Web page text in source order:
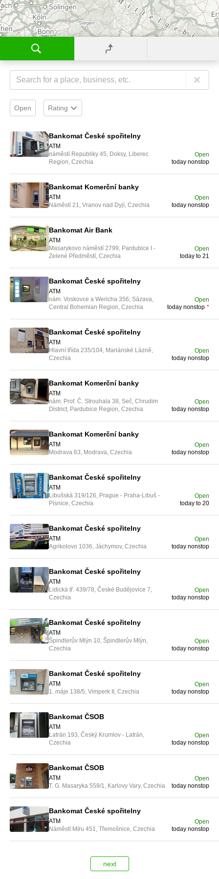
Open Rating
Bankomat České spořitelny
ATM
náměstí Republiky 45, Doksy, Liberec
Region, Czechia
Open
today nonstop
Bankomat Komerční banky
ATM
Náměstí 21, Vranov nad Dyjí, Czechia
Open
today nonstop
Bankomat Air Bank
ATM
Masarykovo náměstí 2799, Pardubice I -
Zelené Předměstí, Czechia
Open
today to 21
Bankomat České spořitelny
ATM
nám. Voskovce a Wericha 356, Sázava,
Central Bohemian Region, Czechia
Open
today nonstop *
Bankomat České spořitelny
ATM
Hlavní třída 235/104, Mariánské Lázně,
Czechia
Open
today nonstop
Bankomat Komerční banky
ATM
nám. Prof. Č. Strouhala 38, Seč, Chrudim
District, Pardubice Region, Czechia
Open
today nonstop
Bankomat Komerční banky
ATM
Modrava 63, Modrava, Czechia
Open
today nonstop
Bankomat České spořitelny
ATM
Libušská 319/126, Prague - Praha-Libuš -
Písnice, Czechia
Open
today to 20
Bankomat České spořitelny
ATM
Agrikolovo 1036, Jáchymov, Czechia
Open
today nonstop
Bankomat České spořitelny
ATM
Lidická tř. 439/78, České Budějovice 7,
Czechia
Open
today nonstop
Bankomat České spořitelny
ATM
Špindlerův Mlýn 10, Špindlerův Mlýn,
Czechia
Open
today nonstop
Bankomat České spořitelny
ATM
1. máje 138/5, Vimperk II, Czechia
Open
today nonstop
Bankomat ČSOB
ATM
Latrán 193, Český Krumlov - Latrán,
Czechia
Open
today nonstop
Bankomat ČSOB
ATM
T. G. Masaryka 559/1, Karlovy Vary, Czechia
Open
today nonstop
Bankomat České spořitelny
ATM
Náměstí Míru 451, Třemošnice, Czechia
Open
today nonstop
next